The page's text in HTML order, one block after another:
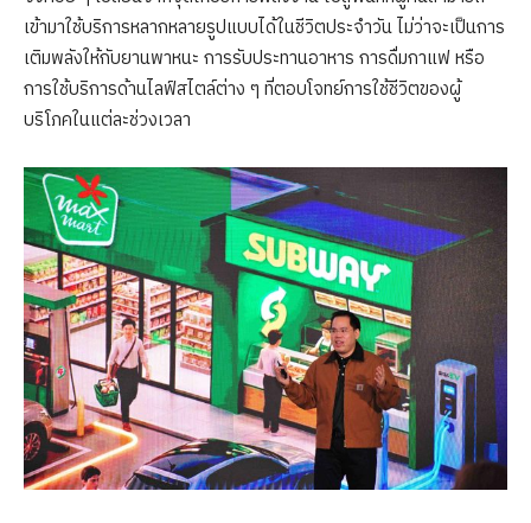
เข้ามาใช้บริการหลากหลายรูปแบบได้ในชีวิตประจำวัน ไม่ว่าจะเป็นการ
เติมพลังให้กับยานพาหนะ การรับประทานอาหาร การดื่มกาแฟ หรือ
การใช้บริการด้านไลฟ์สไตล์ต่าง ๆ ที่ตอบโจทย์การใช้ชีวิตของผู้
บริโภคในแต่ละช่วงเวลา